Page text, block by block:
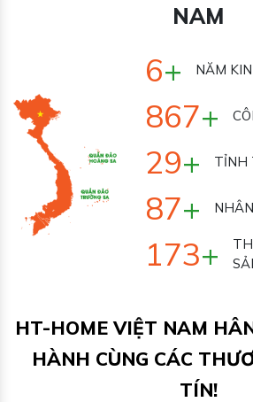
NAM
7+ NĂM
933+
31+ TỈNH
93+
187+
HT-HOME VIỆT NAM
HÀNH CÙNG CÁC
TÍN!